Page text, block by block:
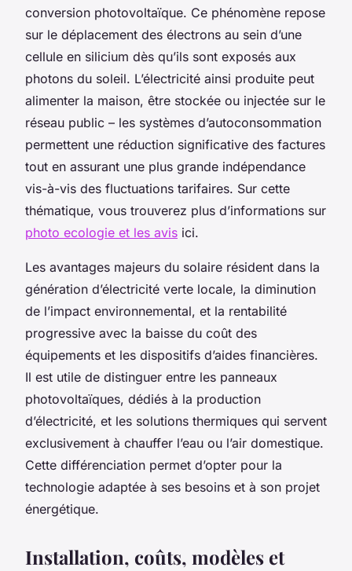
conversion photovoltaïque. Ce phénomène repose
sur le déplacement des électrons au sein d’une
cellule en silicium dès qu’ils sont exposés aux
photons du soleil. L’électricité ainsi produite peut
alimenter la maison, être stockée ou injectée sur le
réseau public – les systèmes d’autoconsommation
permettent une réduction significative des factures
tout en assurant une plus grande indépendance
vis-à-vis des fluctuations tarifaires. Sur cette
thématique, vous trouverez plus d’informations sur
photo ecologie et les avis ici.
Les avantages majeurs du solaire résident dans la
génération d’électricité verte locale, la diminution
de l’impact environnemental, et la rentabilité
progressive avec la baisse du coût des
équipements et les dispositifs d’aides financières.
Il est utile de distinguer entre les panneaux
photovoltaïques, dédiés à la production
d’électricité, et les solutions thermiques qui servent
exclusivement à chauffer l’eau ou l’air domestique.
Cette différenciation permet d’opter pour la
technologie adaptée à ses besoins et à son projet
énergétique.
Installation, coûts, modèles et